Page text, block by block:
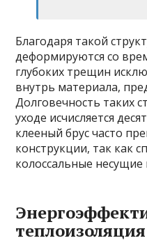
Благодаря такой
деформируются со
глубоких трещин
внутрь материала,
Долговечность таких
уходе исчисляется
клееный брус часто
конструкции, так как
колоссальные несущие
теплоизоляция